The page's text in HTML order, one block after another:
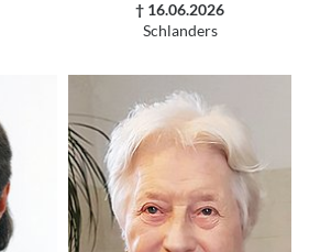
† 16.06.2026
Schlanders